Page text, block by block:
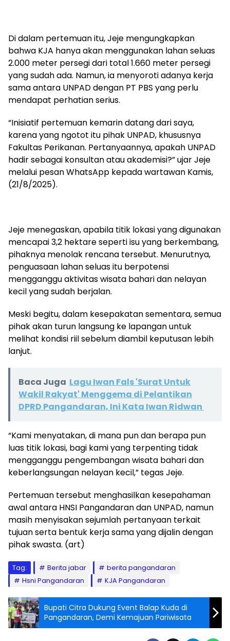
Di dalam pertemuan itu, Jeje mengungkapkan
bahwa KJA hanya akan menggunakan lahan seluas
2.000 meter persegi dari total 1.660 meter persegi
yang sudah ada. Namun, ia menyoroti adanya kerja
sama antara UNPAD dengan PT PBS yang perlu
mendapat perhatian serius.
“Inisiatif pertemuan kemarin datang dari saya,
karena yang ngotot itu pihak UNPAD, khususnya
Fakultas Perikanan. Pertanyaannya, apakah UNPAD
hadir sebagai konsultan atau akademisi?” ujar Jeje
melalui pesan WhatsApp kepada wartawan Kamis,
(21/8/2025).
Jeje menegaskan, apabila titik lokasi yang digunakan
mencapai 3,2 hektare seperti isu yang berkembang,
pihaknya menolak rencana tersebut. Menurutnya,
penguasaan lahan seluas itu berpotensi
mengganggu aktivitas wisata bahari dan nelayan
kecil yang sudah berjalan.
Meski begitu, dalam kesepakatan sementara, semua
pihak akan turun langsung ke lapangan untuk
melihat kondisi riil sebelum diambil keputusan lebih
lanjut.
Baca Juga Lagu Iwan Fals 'Surat Untuk
Wakil Rakyat' Menggema di Pelantikan
DPRD Pangandaran, Ini Kata Iwan Ridwan
“Kami menyatakan, di mana pun dan berapa pun
luas titik lokasi, bagi kami yang terpenting tidak
mengganggu pengembangan wisata bahari dan
keberlangsungan nelayan kecil,” tegas Jeje.
Pertemuan tersebut menghasilkan kesepahaman
awal antara HNSI Pangandaran dan UNPAD, namun
masih menyisakan sejumlah pertanyaan terkait
tujuan serta bentuk kerja sama yang dijalin dengan
pihak swasta. (art)
Tag: Berita jabar
berita pangandaran
Hsni Pangandaran
KJA Pangandaran
Bupati Citra Dukung Event Balap Kuda di
Pangandaran, Demi Kemajuan Pariwisata